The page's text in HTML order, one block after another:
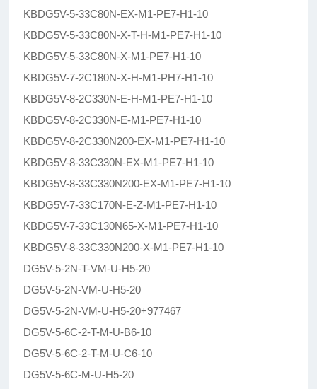
KBDG5V-5-33C80N-EX-M1-PE7-H1-10
KBDG5V-5-33C80N-X-T-H-M1-PE7-H1-10
KBDG5V-5-33C80N-X-M1-PE7-H1-10
KBDG5V-7-2C180N-X-H-M1-PH7-H1-10
KBDG5V-8-2C330N-E-H-M1-PE7-H1-10
KBDG5V-8-2C330N-E-M1-PE7-H1-10
KBDG5V-8-2C330N200-EX-M1-PE7-H1-10
KBDG5V-8-33C330N-EX-M1-PE7-H1-10
KBDG5V-8-33C330N200-EX-M1-PE7-H1-10
KBDG5V-7-33C170N-E-Z-M1-PE7-H1-10
KBDG5V-7-33C130N65-X-M1-PE7-H1-10
KBDG5V-8-33C330N200-X-M1-PE7-H1-10
DG5V-5-2N-T-VM-U-H5-20
DG5V-5-2N-VM-U-H5-20
DG5V-5-2N-VM-U-H5-20+977467
DG5V-5-6C-2-T-M-U-B6-10
DG5V-5-6C-2-T-M-U-C6-10
DG5V-5-6C-M-U-H5-20